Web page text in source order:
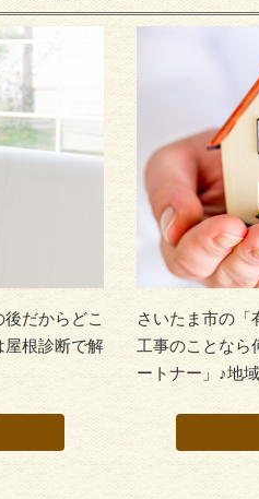
だからどこ
屋根診断で解
さいたま市の「
工事のことなら
ートナー」♪地